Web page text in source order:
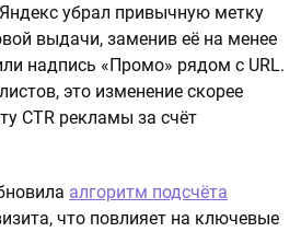
убрал привычную метку
выдачи, заменив её на менее
надпись «Промо» рядом с URL.
это изменение скорее
CTR рекламы за счёт
алгоритм подсчёта
что повлияет на ключевые